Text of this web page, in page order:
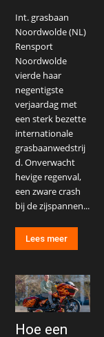
Int. grasbaan
Noordwolde (NL)
Rensport
Noordwolde
vierde haar
negentigste
verjaardag met
een sterk bezette
internationale
grasbaanwedstrij
d. Onverwacht
hevige regenval,
een zware crash
bij de zijspannen...
Lees meer
Hoe een